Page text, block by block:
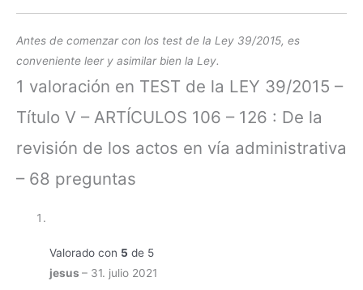
Antes de comenzar con los test de la Ley 39/2015, es
conveniente leer y asimilar bien la Ley.
1 valoración en TEST de la LEY 39/2015 –
Título V – ARTÍCULOS 106 – 126 : De la
revisión de los actos en vía administrativa
– 68 preguntas
Valorado con 5 de 5
jesus– 31. julio 2021